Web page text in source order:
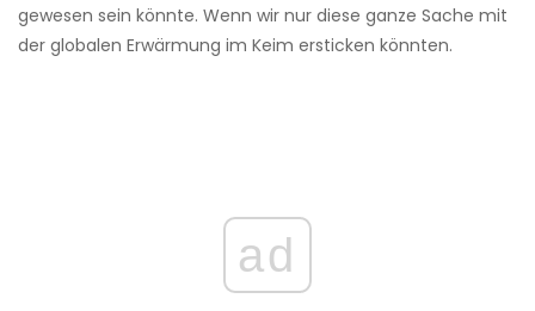
gewesen sein könnte. Wenn wir nur diese ganze Sache mit
der globalen Erwärmung im Keim ersticken könnten.
ad